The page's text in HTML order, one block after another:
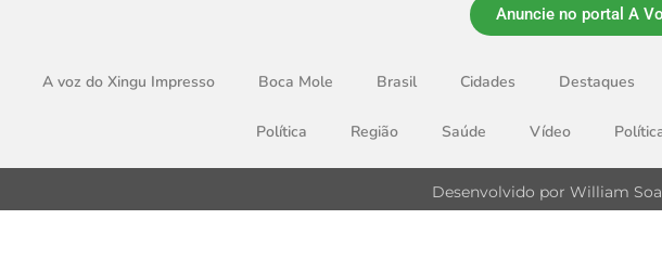
Anuncie no portal A
A voz do Xingu Impresso Boca Mole Brasil Cidades Destaques
Política Região Saúde Vídeo
Desenvolvido por William